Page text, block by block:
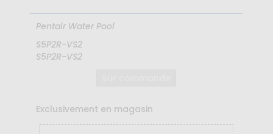
Pentair Water Pool
S5P2R-VS2
S5P2R-VS2
Exclusivement en magasin